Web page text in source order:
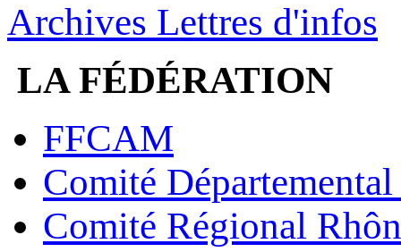
Archives Lettres d'infos
LA FÉDÉRATION
FFCAM
Comité
Comité Régional